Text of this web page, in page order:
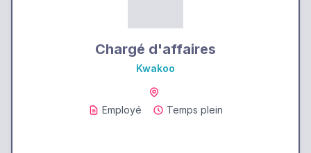
Chargé d'affaires
Kwakoo
Employé Temps plein